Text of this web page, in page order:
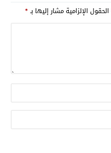
الحقول الإلزامية مشار إليها بـ*